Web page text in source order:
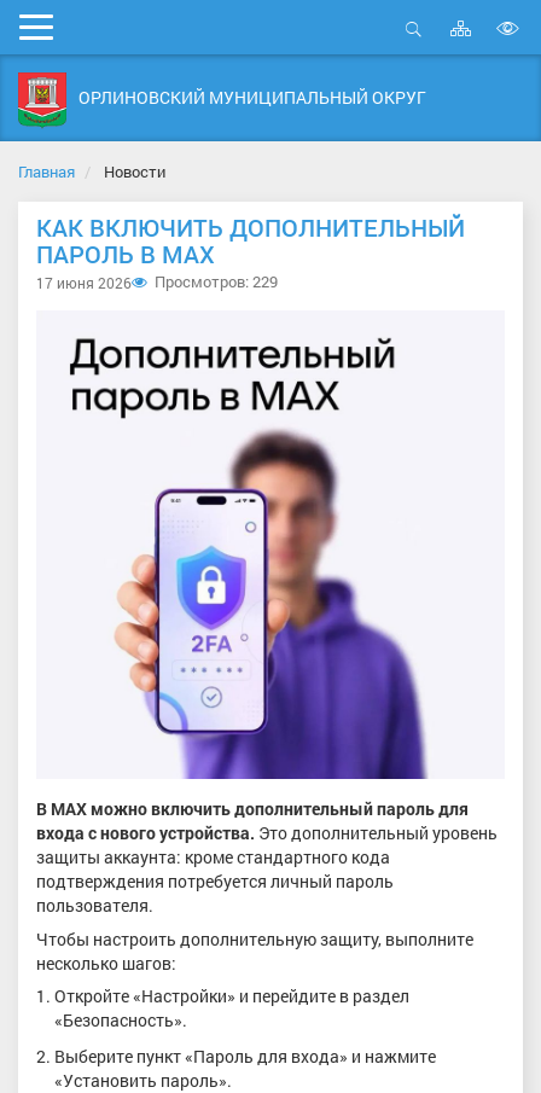
Мобильное
меню
Открыть
Карта
сайта
ОРЛИНОВСКИЙ МУНИЦИПАЛЬНЫЙ ОКРУГ
Главная Новости
КАК ВКЛЮЧИТЬ ДОПОЛНИТЕЛЬНЫЙ
ПАРОЛЬ В MAX
17 июня 2026 Просмотров: 229
В MAX можно включить дополнительный пароль для
входа с нового устройства. Это дополнительный уровень
защиты аккаунта: кроме стандартного кода
подтверждения потребуется личный пароль
пользователя.
Чтобы настроить дополнительную защиту, выполните
несколько шагов:
Откройте «Настройки» и перейдите в раздел
«Безопасность».
Выберите пункт «Пароль для входа» и нажмите
«Установить пароль».